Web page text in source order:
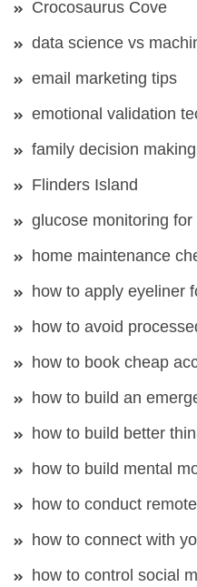
Crocosaurus Cove
data science vs
email marketing tips
emotional validation
family decision making
Flinders Island
glucose monitoring
home maintenance
how to apply eyeliner
how to avoid
how to book cheap
how to build an
how to build better
how to build mental
how to conduct
how to connect with
how to control social